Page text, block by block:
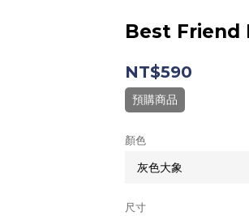
Best Friend
NT$590
預購商品
顏色
尺寸